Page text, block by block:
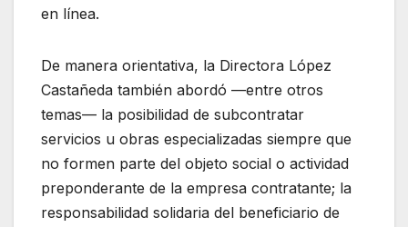
en línea.
De manera orientativa, la Directora López
Castañeda también abordó —entre otros
temas— la posibilidad de subcontratar
servicios u obras especializadas siempre que
no formen parte del objeto social o actividad
preponderante de la empresa contratante; la
responsabilidad solidaria del beneficiario de